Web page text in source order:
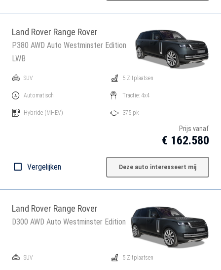
Land Rover Range Rover
P380 AWD Auto Westminster Edition
LWB
SUV
Automatisch
Hybride (MHEV)
5 Zitplaatsen
Tractie: 4x4
375 pk
Prijs vanaf
€ 162.580
Vergelijken Deze auto interesseert mij
Land Rover Range Rover
D300 AWD Auto Westminster Edition
SUV 5 Zitplaatsen